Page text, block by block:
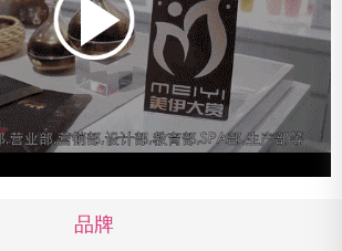
品牌